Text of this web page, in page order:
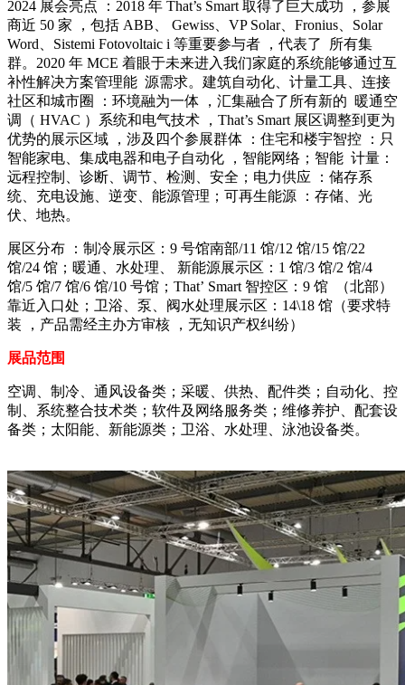
2024 展会亮点 ：2018 年 That’s Smart 取得了巨大成功 ，参展
商近 50 家 ，包括 ABB、 Gewiss、VP Solar、Fronius、Solar
Word、Sistemi Fotovoltaic i 等重要参与者 ，代表了 所有集
群。2020 年 MCE 着眼于未来进入我们家庭的系统能够通过互
补性解决方案管理能 源需求。建筑自动化、计量工具、连接
社区和城市圈 ：环境融为一体 ，汇集融合了所有新的 暖通空
调（ HVAC ）系统和电气技术 ，That’s Smart 展区调整到更为
优势的展示区域 ，涉及四个参展群体 ：住宅和楼宇智控 ：只
智能家电、集成电器和电子自动化 ，智能网络；智能 计量：
远程控制、诊断、调节、检测、安全；电力供应 ：储存系
统、充电设施、逆变、能源管理；可再生能源 ：存储、光
伏、地热。
展区分布 ：制冷展示区：9 号馆南部/11 馆/12 馆/15 馆/22
馆/24 馆；暖通、水处理、 新能源展示区：1 馆/3 馆/2 馆/4
馆/5 馆/7 馆/6 馆/10 号馆；That’ Smart 智控区：9 馆 （北部）
靠近入口处；卫浴、泵、阀水处理展示区：14\18 馆（要求特
装 ，产品需经主办方审核 ，无知识产权纠纷）
展品范围
空调、制冷、通风设备类；采暖、供热、配件类；自动化、控
制、系统整合技术类；软件及网络服务类；维修养护、配套设
备类；太阳能、新能源类；卫浴、水处理、泳池设备类。